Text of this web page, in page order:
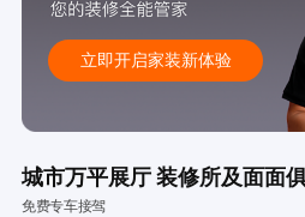
立即开启家装新体验
城市万平展厅 装修所及面面
免费专车接驾